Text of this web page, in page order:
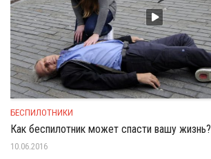
БЕСПИЛОТНИКИ
Как беспилотник может спасти вашу жизнь?
10.06.2016